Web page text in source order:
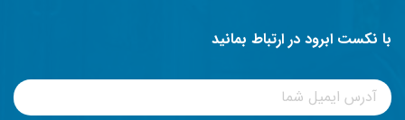
با نکست ابرود در ارتباط بمانید